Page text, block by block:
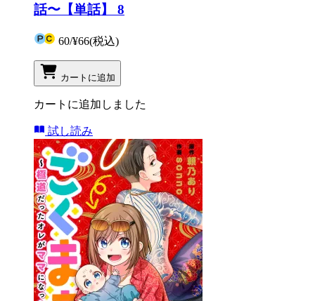
話〜【単話】 8
60/¥66(税込)
カートに追加
カートに追加しました
試し読み